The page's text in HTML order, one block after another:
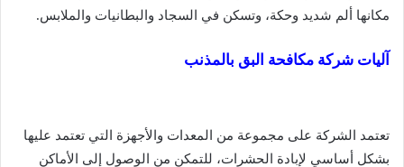
مكانها ألم شديد وحكة، وتسكن في السجاد والبطانيات والملابس.
آليات شركة مكافحة البق بالمذنب
تعتمد الشركة على مجموعة من المعدات والأجهزة التي تعتمد عليها
بشكل أساسي لإبادة الحشرات، للتمكن من الوصول إلى الأماكن